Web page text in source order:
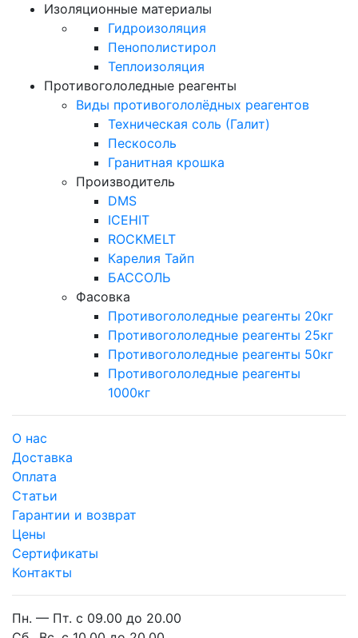
Изоляционные материалы
Гидроизоляция
Пенополистирол
Теплоизоляция
Противогололедные реагенты
Виды противогололёдных реагентов
Техническая соль (Галит)
Пескосоль
Гранитная крошка
Производитель
DMS
ICEHIT
ROCKMELT
Карелия Тайп
БАССОЛЬ
Фасовка
Противогололедные реагенты 20кг
Противогололедные реагенты 25кг
Противогололедные реагенты 50кг
Противогололедные реагенты
1000кг
О нас
Доставка
Оплата
Cтатьи
Гарантии и возврат
Цены
Сертификаты
Контакты
Пн. — Пт. с 09.00 до 20.00